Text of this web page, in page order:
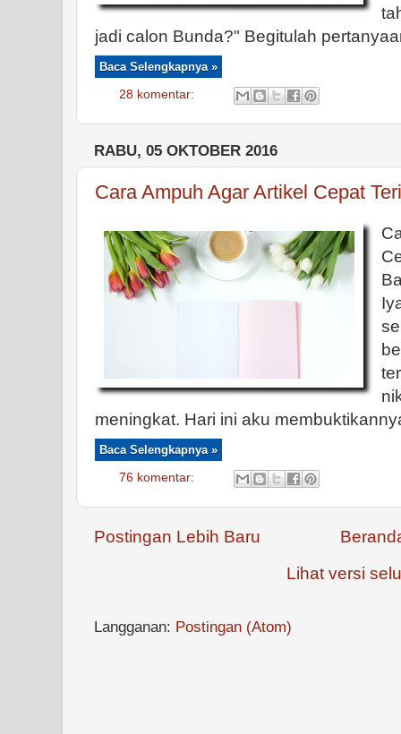
jadi calon Bunda?" Begitulah
Baca Selengkapnya »
28 komentar:
RABU, 05 OKTOBER 2016
Cara Ampuh Agar Artikel Cepat
meningkat. Hari ini aku
Baca Selengkapnya »
76 komentar:
Postingan Lebih Baru
Lihat versi
Langganan: Postingan (Atom)